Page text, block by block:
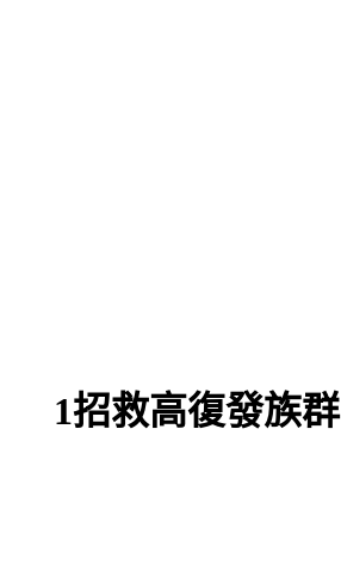
1招救高復發族群